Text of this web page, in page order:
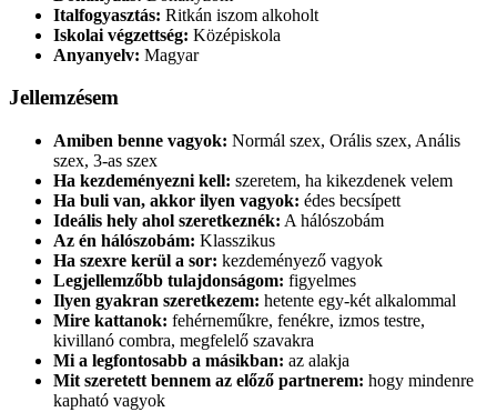
Italfogyasztás: Ritkán iszom alkoholt
Iskolai végzettség: Középiskola
Anyanyelv: Magyar
Jellemzésem
Amiben benne vagyok: Normál szex, Orális szex, Anális
szex, 3-as szex
Ha kezdeményezni kell: szeretem, ha kikezdenek velem
Ha buli van, akkor ilyen vagyok: édes becsípett
Ideális hely ahol szeretkeznék: A hálószobám
Az én hálószobám: Klasszikus
Ha szexre kerül a sor: kezdeményező vagyok
Legjellemzőbb tulajdonságom: figyelmes
Ilyen gyakran szeretkezem: hetente egy-két alkalommal
Mire kattanok: fehérneműkre, fenékre, izmos testre,
kivillanó combra, megfelelő szavakra
Mi a legfontosabb a másikban: az alakja
Mit szeretett bennem az előző partnerem: hogy mindenre
kapható vagyok